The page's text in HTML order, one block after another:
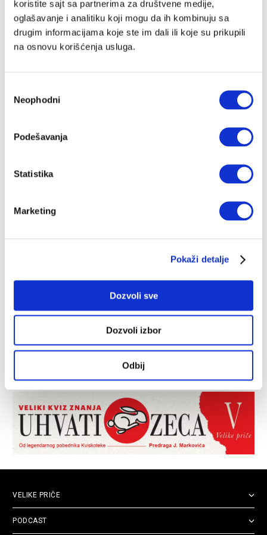
koristite sajt sa partnerima za društvene medije,
oglašavanje i analitiku koji mogu da ih kombinuju sa
drugim informacijama koje ste im dali ili koje su prikupili
na osnovu korišćenja usluga.
сагласности
Neophodni
Podešavanja
Statistika
Marketing
Pokaži detalje
Dozvoli sve
Dozvoli izbor
Odbij
Iran neće direktno ući u rat sa Izraelom, jer bi to
automatski značilo i ulazak u oružani sukob sa SAD,
ali će koristiti sve raspoložive snage da produži što je
moguće više postojeće ratno stanje
ŽELJKO PANTELIĆ
VELIKE PRIČE
PODCAST